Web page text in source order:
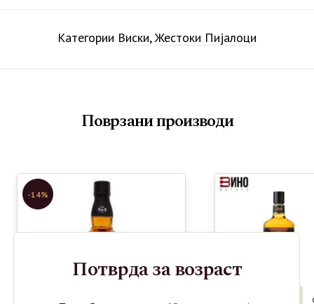
Категории Виски,Жестоки Пијалоци
Поврзани производи
-14%
Потврда за возраст